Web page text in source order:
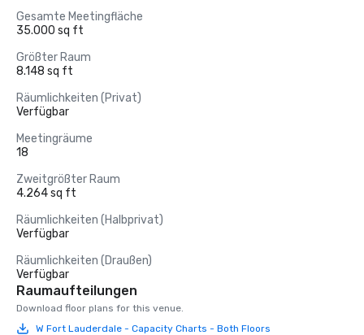
Gesamte Meetingfläche
35.000 sq ft
Größter Raum
8.148 sq ft
Räumlichkeiten (Privat)
Verfügbar
Meetingräume
18
Zweitgrößter Raum
4.264 sq ft
Räumlichkeiten (Halbprivat)
Verfügbar
Räumlichkeiten (Draußen)
Verfügbar
Raumaufteilungen
Download floor plans for this venue.
W Fort Lauderdale - Capacity Charts - Both Floors